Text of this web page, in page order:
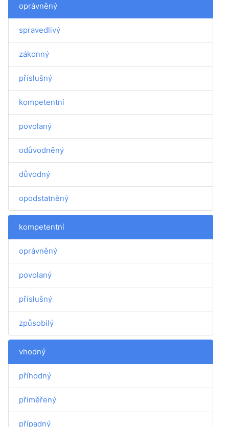
oprávněný
spravedlivý
zákonný
příslušný
kompetentní
povolaný
odůvodněný
důvodný
opodstatněný
kompetentní
oprávněný
povolaný
příslušný
způsobilý
vhodný
příhodný
přiměřený
případný